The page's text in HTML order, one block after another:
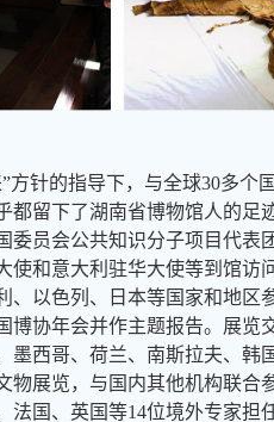
方针的指导下，与全球30多个
都留下了湖南省博物馆人的足
委员会公共知识分子项目代表
使和意大利驻华大使等到馆访
、以色列、日本等国家和地区
博协年会并作主题报告。展览
墨西哥、荷兰、南斯拉夫、韩
物展览，与国内其他机构联合
法国、英国等14位境外专家担